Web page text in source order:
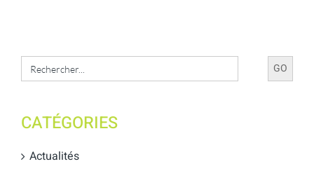
Search
for:
CATÉGORIES
Actualités